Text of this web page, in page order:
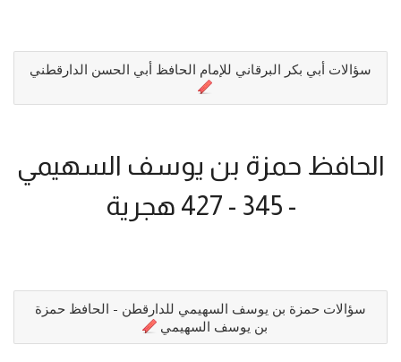
سؤالات أبي بكر البرقاني للإمام الحافظ أبي الحسن الدارقطني
الحافظ حمزة بن يوسف السهيمي
- 345 - 427 هجرية
سؤالات حمزة بن يوسف السهيمي للدارقطن - الحافظ حمزة
بن يوسف السهيمي